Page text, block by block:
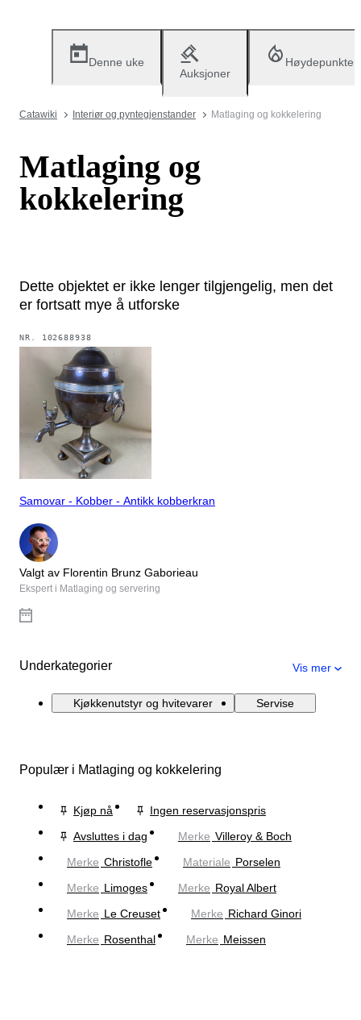
Denne uke
Auksjoner
Høydepunkter
Catawiki Interiør og pyntegjenstander Matlaging og kokkelering
Matlaging og
kokkelering
Dette objektet er ikke lenger tilgjengelig, men det
er fortsatt mye å utforske
NR. 102688938
Samovar - Kobber - Antikk kobberkran
Valgt av Florentin Brunz Gaborieau
Ekspert i Matlaging og servering
Underkategorier Vis mer
Kjøkkenutstyr og hvitevarer Servise
Populær i Matlaging og kokkelering
Kjøp nå
Ingen reservasjonspris
Avsluttes i dag
Merke Villeroy & Boch
Merke Christofle Materiale Porselen
Merke Limoges Merke Royal Albert
Merke Le Creuset Merke Richard Ginori
Merke Rosenthal Merke Meissen